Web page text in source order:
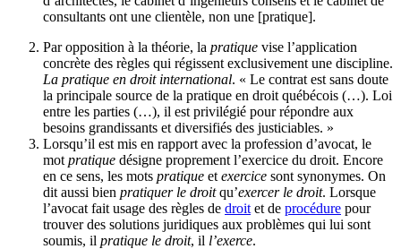
consultants ont une clientèle, non une [pratique].
Par opposition à la théorie, la pratique vise l’application
concrète des règles qui régissent exclusivement une discipline.
La pratique en droit international. « Le contrat est sans doute
la principale source de la pratique en droit québécois (…). Loi
entre les parties (…), il est privilégié pour répondre aux
besoins grandissants et diversifiés des justiciables. »
Lorsqu’il est mis en rapport avec la profession d’avocat, le
mot pratique désigne proprement l’exercice du droit. Encore
en ce sens, les mots pratique et exercice sont synonymes. On
dit aussi bien pratiquer le droitqu’exercer le droit. Lorsque
l’avocat fait usage des règles de droit et de procédure pour
trouver des solutions juridiques aux problèmes qui lui sont
soumis, il pratique le droit, il l’exerce.